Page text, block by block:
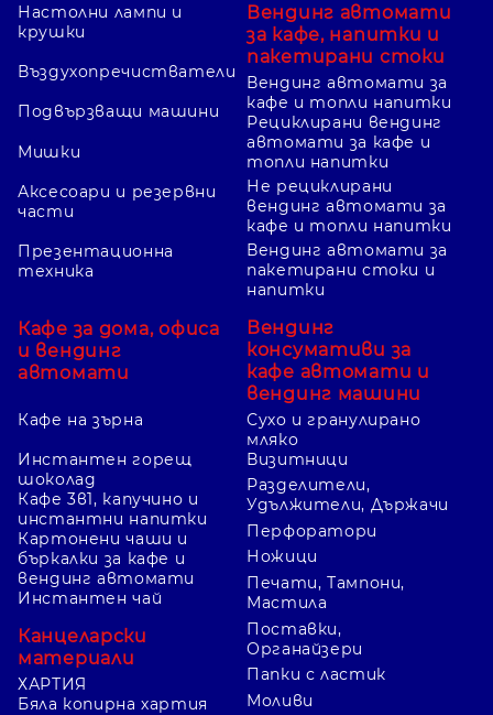
Настолни лампи и
крушки
Въздухопречистватели
Подвързващи машини
Мишки
Аксесоари и резервни
части
Презентационна
техника
Кафе за дома, офиса
и вендинг
автомати
Кафе на зърна
Вендинг автомати
за кафе, напитки и
пакетирани стоки
Вендинг автомати за
кафе и топли напитки
Рециклирани вендинг
автомати за кафе и
топли напитки
Не рециклирани
вендинг автомати за
кафе и топли напитки
Вендинг автомати за
пакетирани стоки и
напитки
Вендинг
консумативи за
кафе автомати и
вендинг машини
Сухо и гранулирано
мляко
Инстантен горещ
шоколад
Кафе 3в1, капучино и
инстантни напитки
Картонени чаши и
бъркалки за кафе и
вендинг автомати
Инстантен чай
Канцеларски
материали
ХАРТИЯ
Бяла копирна хартия
Визитници
Разделители,
Удължители, Държачи
Перфоратори
Ножици
Печати, Тампони,
Мастила
Поставки,
Органайзери
Папки с ластик
Моливи